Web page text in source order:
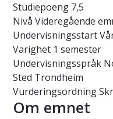
Studiepoeng 7,5
Nivå Videregående
Undervisningsstart
Varighet 1 semester
Undervisningsspråk
Sted Trondheim
Vurderingsordning
Om emnet